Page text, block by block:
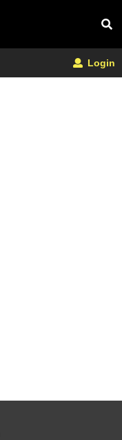
Login